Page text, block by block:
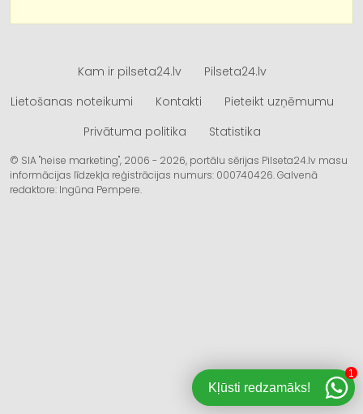
Kam ir pilseta24.lv
Pilseta24.lv
Lietošanas noteikumi
Kontakti
Pieteikt uzņēmumu
Privātuma politika
Statistika
© SIA "heise marketing", 2006 - 2026, portālu sērijas Pilseta24.lv masu
informācijas līdzekļa reģistrācijas numurs: 000740426. Galvenā
redaktore: Ingūna Pempere.
Kļūsti redzamāks!
1